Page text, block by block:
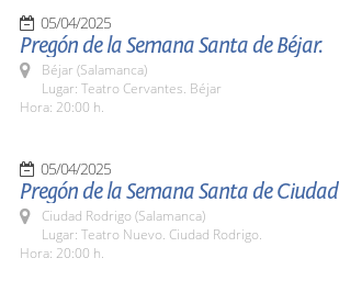
05/04/2025
Pregón de la Semana Santa de Béjar.
Béjar (Salamanca)
Lugar: Teatro Cervantes. Béjar
Hora: 20:00 h.
05/04/2025
Pregón de la Semana Santa de
Ciudad Rodrigo (Salamanca)
Lugar: Teatro Nuevo. Ciudad Rodrigo.
Hora: 20:00 h.